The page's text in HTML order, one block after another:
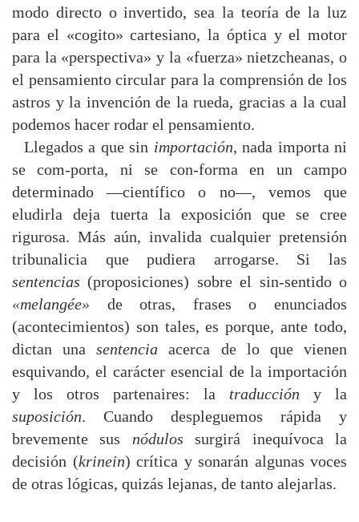
modo directo o invertido, sea la teoría de la luz
para el «cogito» cartesiano, la óptica y el motor
para la «perspectiva» y la «fuerza» nietzcheanas, o
el pensamiento circular para la comprensión de los
astros y la invención de la rueda, gracias a la cual
podemos hacer rodar el pensamiento.
Llegados a que sin importación, nada importa ni
se com-porta, ni se con-forma en un campo
determinado —científico o no—, vemos que
eludirla deja tuerta la exposición que se cree
rigurosa. Más aún, invalida cualquier pretensión
tribunalicia que pudiera arrogarse. Si las
sentencias (proposiciones) sobre el sin-sentido o
«melangée» de otras, frases o enunciados
(acontecimientos) son tales, es porque, ante todo,
dictan unasentencia acerca de lo que vienen
esquivando, el carácter esencial de la importación
y los otros partenaires: la traducción y la
suposición. Cuando despleguemos rápida y
brevemente sus nódulos surgirá inequívoca la
decisión (krinein) crítica y sonarán algunas voces
de otras lógicas, quizás lejanas, de tanto alejarlas.